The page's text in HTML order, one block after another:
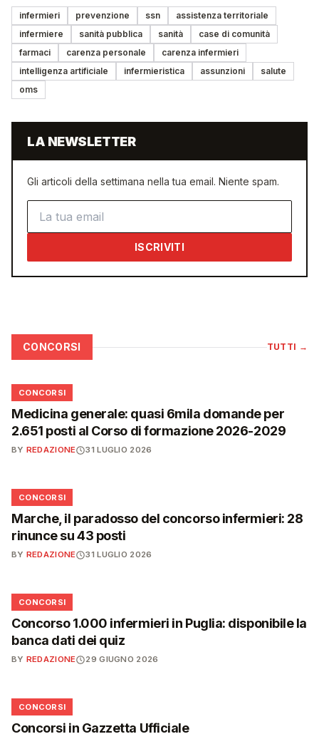
infermieri prevenzione ssn
assistenza territoriale
infermiere
sanità pubblica sanità
case di comunità
farmaci
carenza personale
carenza infermieri
intelligenza artificiale
infermieristica assunzioni
salute
oms
LA NEWSLETTER
Gli articoli della settimana nella tua email. Niente spam.
ISCRIVITI
CONCORSI TUTTI →
📋
CONCORSI
Medicina generale: quasi 6mila domande per
2.651 posti al Corso di formazione 2026-2029
BY REDAZIONE 31 LUGLIO 2026
📋
CONCORSI
Marche, il paradosso del concorso infermieri: 28
rinunce su 43 posti
BY REDAZIONE 31 LUGLIO 2026
📋
CONCORSI
Concorso 1.000 infermieri in Puglia: disponibile la
banca dati dei quiz
BY REDAZIONE 29 GIUGNO 2026
📋
CONCORSI
Concorsi in Gazzetta Ufficiale